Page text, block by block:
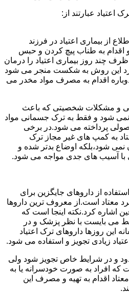
اعتیاد عبارتند از:
از بیماری اعتیاد در فرزند
اقدام به طناب پیچ کردن و حبس
چند روز بیماری اعتیاد را درمان
این روش به شکست منجر می شود
اقدام به مصرف مواد مخدر می
و مشکلات شخصیتی که باعث
نمی شود و فقط به ترک جسمانی مواد
پرداخته می شود.در برخی
به کمپ های غیر مجاز ترک
نمی شود،بلکه اوضاع بدتر شده و
با آسیب های جدی مواجه می شود.
از داروهای جایگزین برای
معتاد است.از معروف ترین داروها
اشاره کرد.نکته اینجا است که
می بایست با نظر پزشک و در
این روزها داروهای ترک اعتیاد
زیادی تجویز و استفاده می شود.
و در شرایط خاص تجویز شود ولی
افراد به صورت خودسرانه یا به
اقدام به تهیه و مصرف این